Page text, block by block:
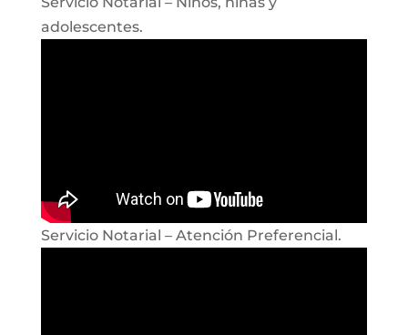
adolescentes.
Servicio Notarial – Atención Preferencial.